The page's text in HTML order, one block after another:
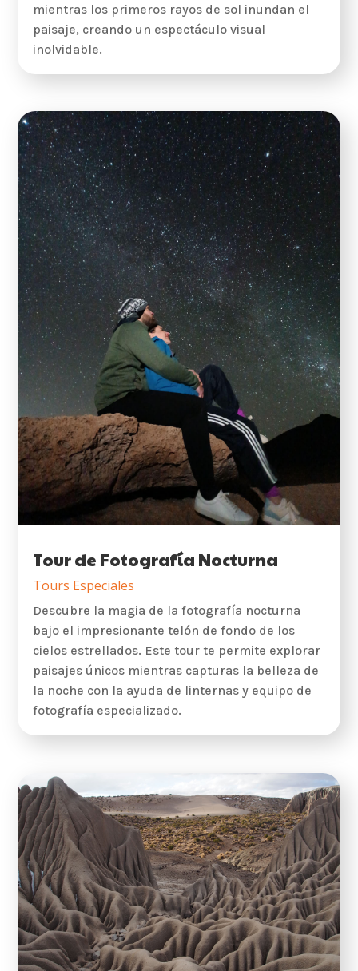
mientras los primeros rayos de sol inundan el
paisaje, creando un espectáculo visual
inolvidable.
Tour de Fotografía Nocturna
Tours Especiales
Descubre la magia de la fotografía nocturna
bajo el impresionante telón de fondo de los
cielos estrellados. Este tour te permite explorar
paisajes únicos mientras capturas la belleza de
la noche con la ayuda de linternas y equipo de
fotografía especializado.